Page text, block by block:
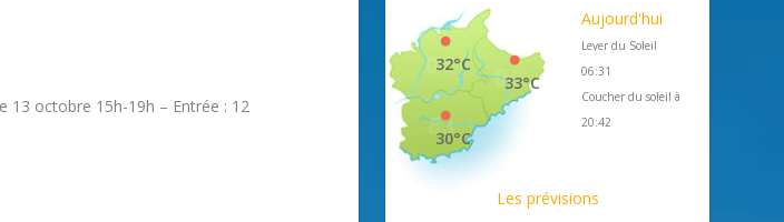
13 octobre 15h-19h – Entrée : 12
33°C
32°C
30°C
Aujourd'hui
Lever du Soleil
06:31
Coucher du soleil à
20:42
Les prévisions